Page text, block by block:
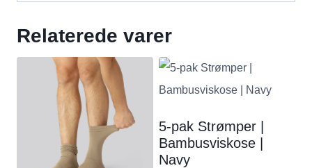
Relaterede varer
5-pak Strømper |
Bambusviskose |
Navy